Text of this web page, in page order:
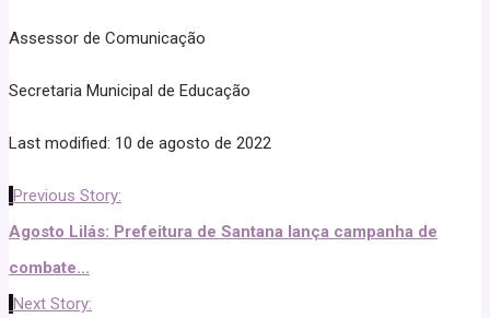
Assessor de Comunicação
Secretaria Municipal de Educação
Last modified: 10 de agosto de 2022
Previous Story:
Agosto Lilás: Prefeitura de Santana lança campanha de
combate...
Next Story: